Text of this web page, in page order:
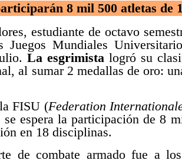
8 mil 500 atletas de
estudiante de octavo
Mundiales
La esgrimista logró su
al sumar 2 medallas de oro:
FISU (Federation
espera la participación de 8
en 18 disciplinas.
de combate armado fue a